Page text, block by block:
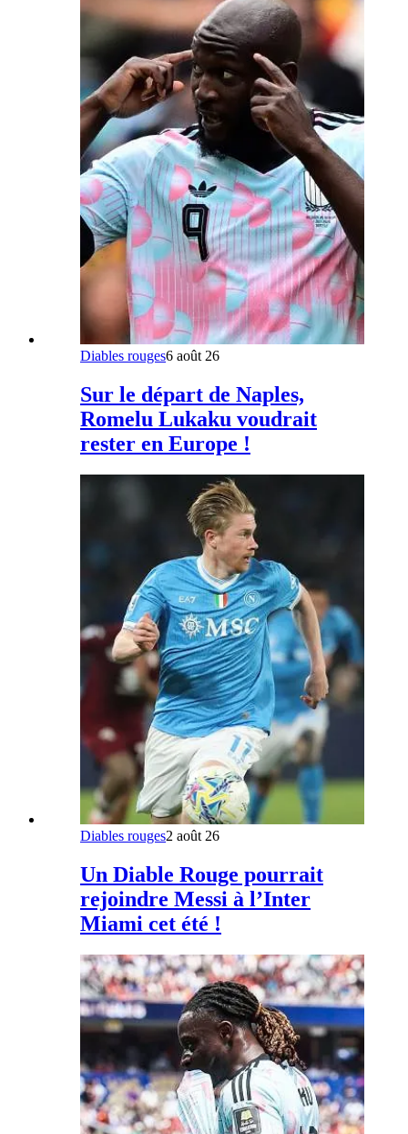
Diables rouges6 août 26
Sur le départ de Naples,
Romelu Lukaku voudrait
rester en Europe !
Diables rouges2 août 26
Un Diable Rouge pourrait
rejoindre Messi à l’Inter
Miami cet été !